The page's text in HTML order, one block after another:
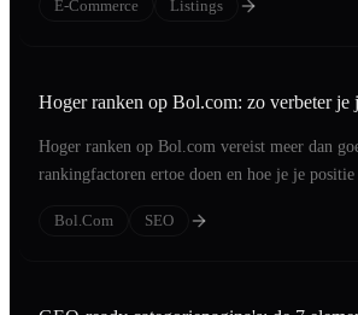
E-Commerce Listings
Hoger ranken op Bol.com: zo verbeter je
Hoger ranken op Bol.com vereist meer dan
rankingfactoren ertoe doen en hoe je je
Bol.com SEO